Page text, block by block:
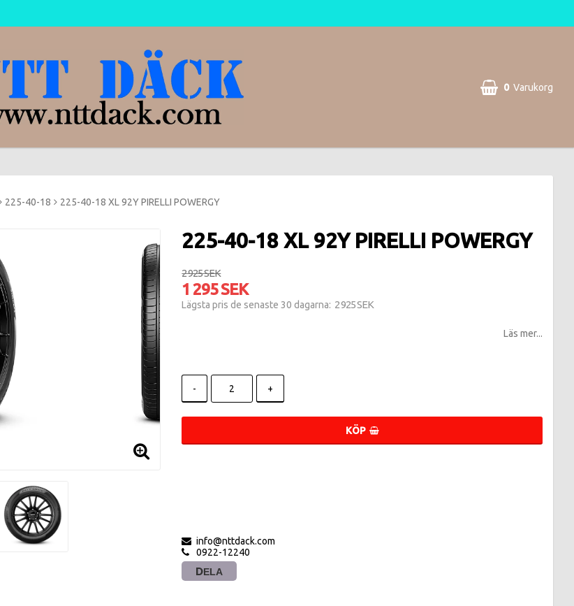
0 Varukorg
225-40-18 225-40-18 XL 92Y PIRELLI POWERGY
225-40-18 XL 92Y PIRELLI POWERGY
2 925 SEK
1 295 SEK
Lägsta pris de senaste 30 dagarna 2 925 SEK
Läs mer...
- +
KÖP
info@nttdack.com
0922-12240
DELA